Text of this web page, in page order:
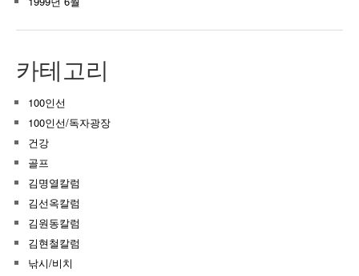
카테고리
100인선
100인선/독자광장
건강
골프
김명열칼럼
김선옥칼럼
김원동칼럼
김현철칼럼
낚시/비치